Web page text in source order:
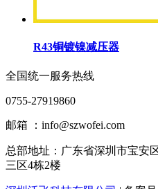
R43铜镀镍减压器
全国统一服务热线
0755-27919860
邮箱 ：info@szwofei.com
总部地址： 广东省深圳市宝安
三区4栋2楼